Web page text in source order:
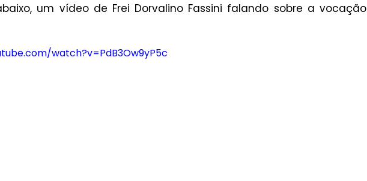
um vídeo de Frei Dorvalino Fassini falando sobre a vocação
watch?v=PdB3Ow9yP5c